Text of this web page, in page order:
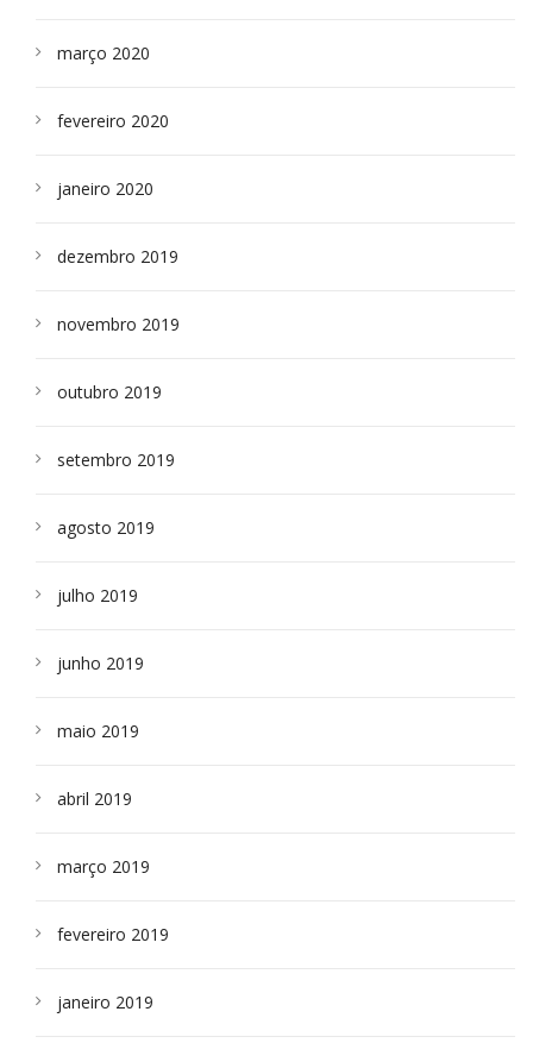
março 2020
fevereiro 2020
janeiro 2020
dezembro 2019
novembro 2019
outubro 2019
setembro 2019
agosto 2019
julho 2019
junho 2019
maio 2019
abril 2019
março 2019
fevereiro 2019
janeiro 2019